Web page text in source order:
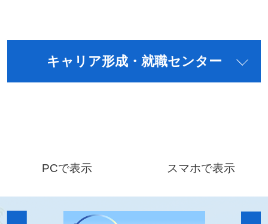
キャリア形成・就職センター
PCで表示 スマホで表示